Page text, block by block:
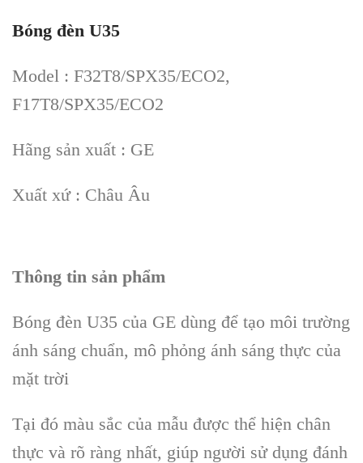
Bóng đèn U35
Model : F32T8/SPX35/ECO2,
F17T8/SPX35/ECO2
Hãng sản xuất : GE
Xuất xứ : Châu Âu
Thông tin sản phẩm
Bóng đèn U35 của GE dùng để tạo môi trường
ánh sáng chuẩn, mô phỏng ánh sáng thực của
mặt trời
Tại đó màu sắc của mẫu được thể hiện chân
thực và rõ ràng nhất, giúp người sử dụng đánh